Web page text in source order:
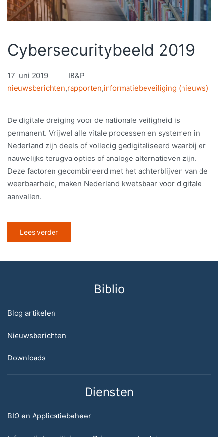
Cybersecuritybeeld 2019
17 juni 2019
IB&P
nieuwsberichten,rapporten,informatiebeveiliging (nieuws)
De digitale dreiging voor de nationale veiligheid is
permanent. Vrijwel alle vitale processen en systemen in
Nederland zijn deels of volledig gedigitaliseerd waarbij er
nauwelijks terugvalopties of analoge alternatieven zijn.
Deze factoren gecombineerd met het achterblijven van de
weerbaarheid, maken Nederland kwetsbaar voor digitale
aanvallen.
Lees verder
Biblio
Blog artikelen
Nieuwsberichten
Downloads
Diensten
BIO en Applicatiebeheer